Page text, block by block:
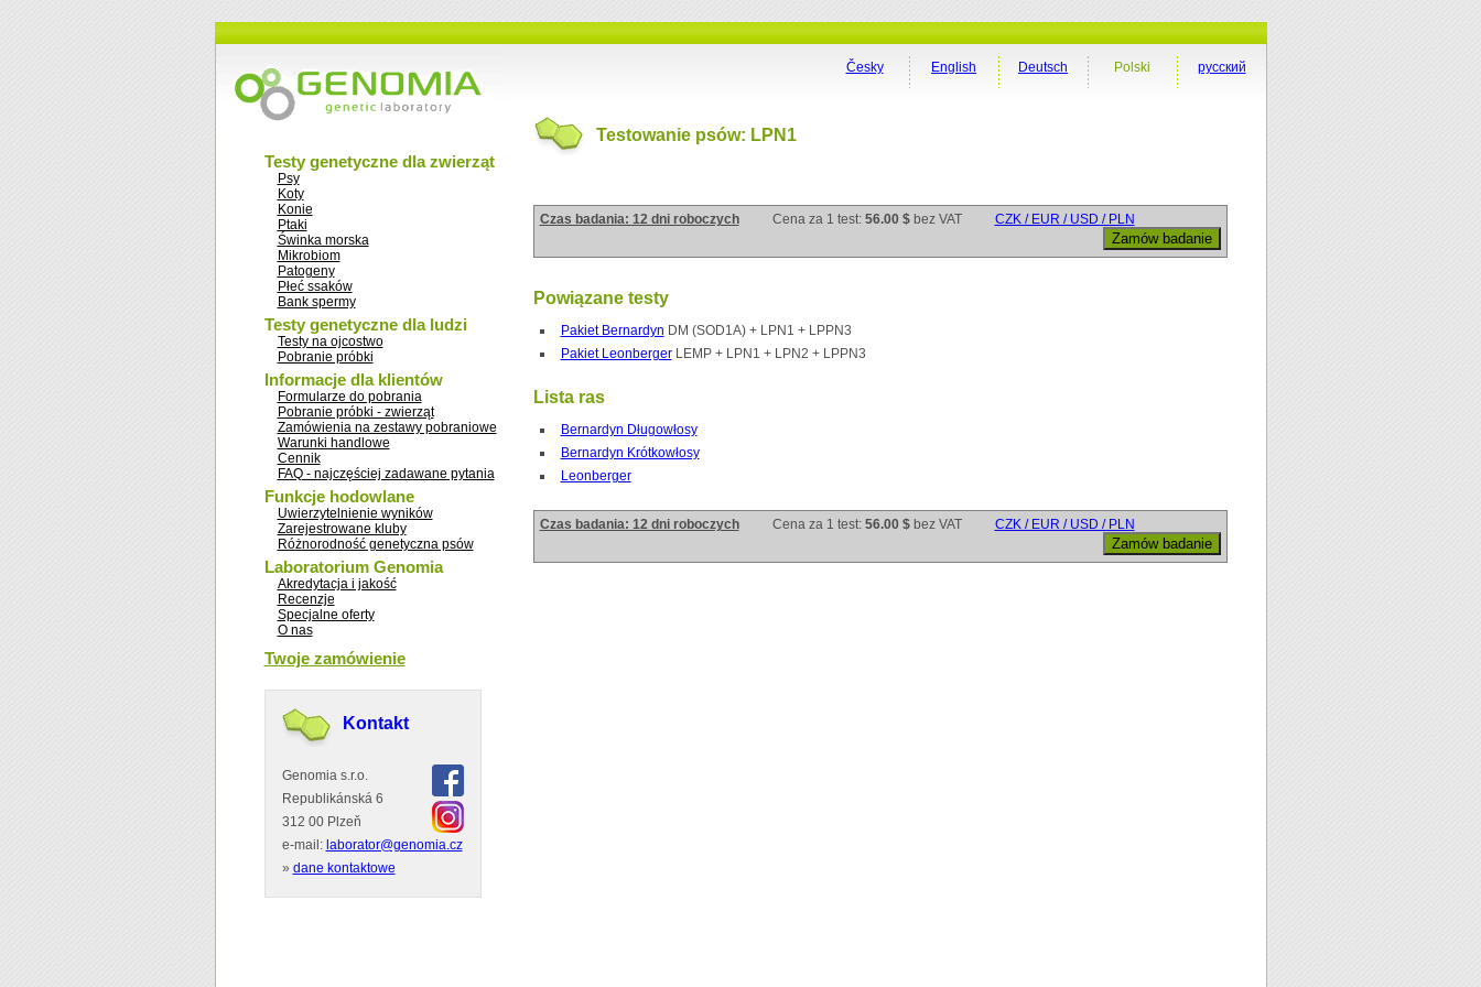
Testy genetyczne dla zwierząt
Psy
Koty
Konie
Ptaki
Świnka morska
Mikrobiom
Patogeny
Płeć ssaków
Bank spermy
Testy genetyczne dla ludzi
Testy na ojcostwo
Pobranie próbki
Informacje dla klientów
Formularze do pobrania
Pobranie próbki - zwierząt
Zamówienia na zestawy pobraniowe
Warunki handlowe
Cennik
FAQ - najczęściej zadawane pytania
Funkcje hodowlane
Uwierzytelnienie wyników
Zarejestrowane kluby
Różnorodność genetyczna psów
Laboratorium Genomia
Akredytacja i jakość
Recenzje
Specjalne oferty
O nas
Twoje zamówienie
Kontakt
Genomia s.r.o.
Republikánská 6
312 00 Plzeň
e-mail: laborator@genomia.cz
» dane kontaktowe
русский
Polski
Deutsch
English
Česky
Testowanie psów: LPN1
Czas badania: 12 dni roboczych Cena za 1 test: 56.00 $ bez VAT CZK / EUR / USD / PLN
Powiązane testy
Pakiet Bernardyn DM (SOD1A) + LPN1 + LPPN3
Pakiet LeonbergerLEMP + LPN1 + LPN2 + LPPN3
Lista ras
Bernardyn Długowłosy
Bernardyn Krótkowłosy
Leonberger
Czas badania: 12 dni roboczych Cena za 1 test: 56.00 $ bez VAT CZK / EUR / USD / PLN